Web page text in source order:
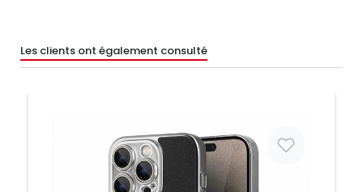
Les clients ont également consulté